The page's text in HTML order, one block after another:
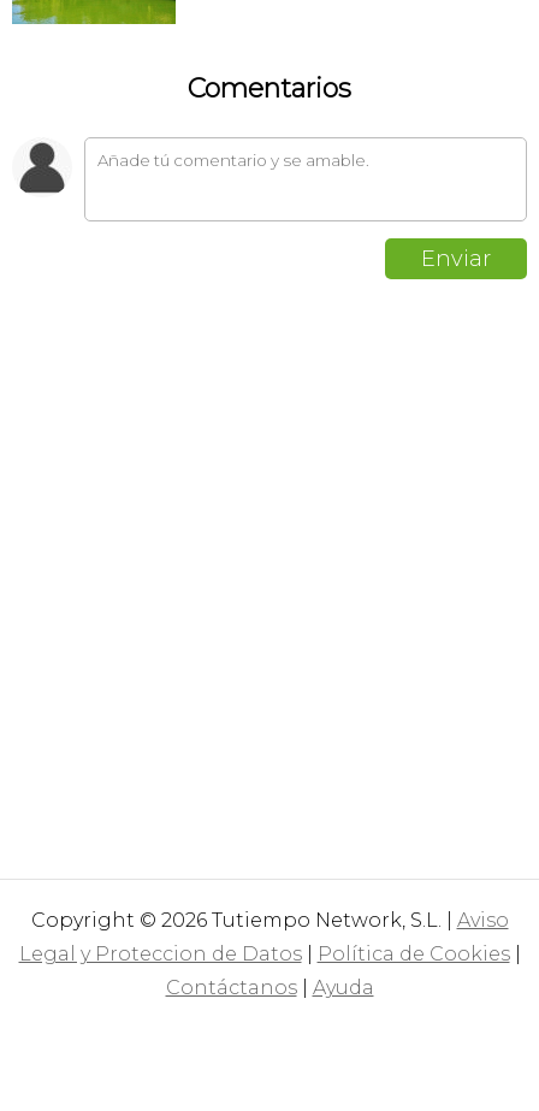
Comentarios
Copyright © 2026 Tutiempo Network, S.L. | Aviso
Legal y Proteccion de Datos| Política de Cookies|
Contáctanos| Ayuda